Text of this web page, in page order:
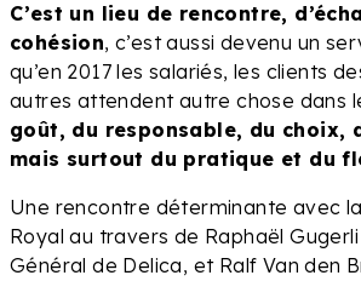
C’est un lieu de rencontre,
cohésion, c’est aussi devenu un
qu’en 2017 les salariés, les clients
autres attendent autre chose dans
goût, du responsable, du choix,
mais surtout du pratique et du
Une rencontre déterminante avec
Royal au travers de Raphaël
Général de Delica, et Ralf Van den